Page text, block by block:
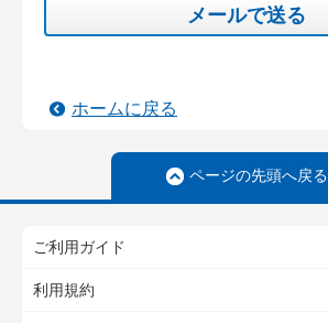
メールで送る
ホームに戻る
ページの先頭へ戻る
ご利用ガイド
利用規約